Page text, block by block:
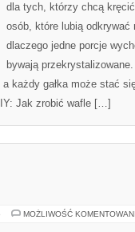
dla tych, którzy chcą
osób, które lubią
dlaczego jedne porcje
bywają
każdy gałka może stać
Jak zrobić wafle […]
MOŻLIWOŚĆ